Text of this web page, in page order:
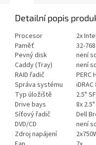
Detailní popis
Procesor
2x
Paměť
32-
Pevný disk
není
Caddy (Tray)
není
RAID řadič
PERC
Správa systému
Typ úložiště
2.5"
Drive bays
8x
Síťový řadič
Dell
DVD/CD
není
Zdroj napájení